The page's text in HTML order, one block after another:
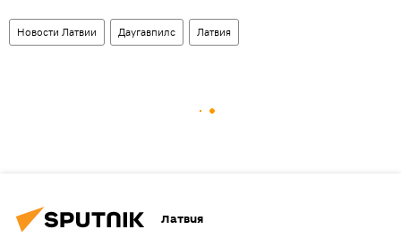
Новости Латвии Даугавпилс Латвия
Латвия